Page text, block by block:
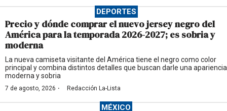
DEPORTES
Precio y dónde comprar el nuevo jersey negro del
América para la temporada 2026-2027; es sobria y
moderna
La nueva camiseta visitante del América tiene el negro como color
principal y combina distintos detalles que buscan darle una apariencia
moderna y sobria
7 de agosto, 2026 · Redacción La-Lista
MÉXICO